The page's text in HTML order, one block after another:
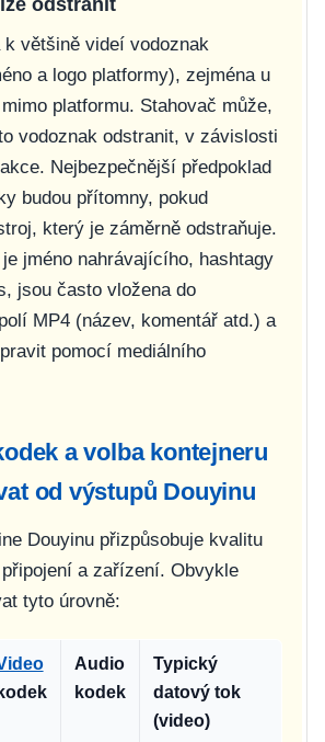
k většině videí vodoznak
a logo platformy), zejména u
platformu. Stahovač může,
vodoznak odstranit, v závislosti
Nejbezpečnější předpoklad
budou přítomny, pokud
který je záměrně odstraňuje.
jméno nahrávajícího, hashtagy
jsou často vložena do
MP4 (název, komentář atd.) a
pomocí mediálního
a volba kontejneru
od výstupů Douyinu
Douyinu přizpůsobuje kvalitu
a zařízení. Obvykle
tyto úrovně:
kodek
Audio
kodek
Typický
datový tok
(video)